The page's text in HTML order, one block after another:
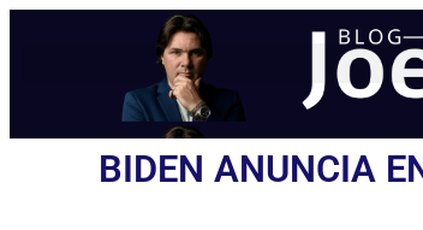
BIDEN ANUNCIA